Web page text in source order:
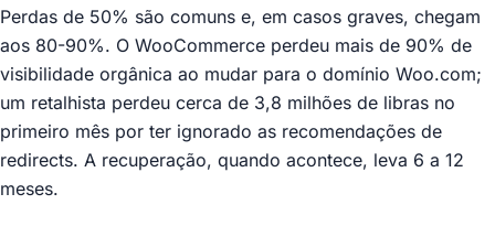
Perdas de 50% são comuns e, em casos graves, chegam
aos 80-90%. O WooCommerce perdeu mais de 90% de
visibilidade orgânica ao mudar para o domínio Woo.com;
um retalhista perdeu cerca de 3,8 milhões de libras no
primeiro mês por ter ignorado as recomendações de
redirects. A recuperação, quando acontece, leva 6 a 12
meses.